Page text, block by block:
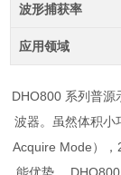
波形捕获率
应用领域
DHO800 系列普源
波器。虽然体积小
Acquire Mode），